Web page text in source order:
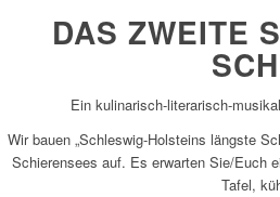
DAS ZWEITE
Ein kulinarisch-literarisch-
Wir bauen „Schleswig-Holsteins längste
Schierensees auf. Es erwarten Sie/Euch
Tafel,